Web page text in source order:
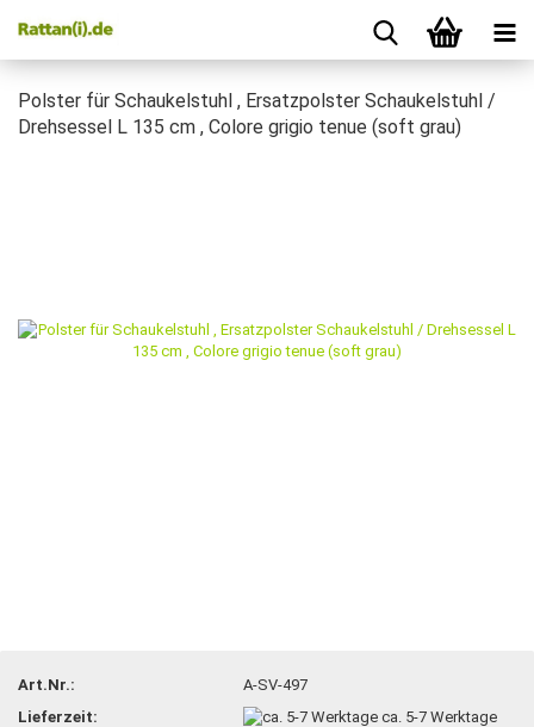
Polster für Schaukelstuhl , Ersatzpolster Schaukelstuhl /
Drehsessel L 135 cm , Colore grigio tenue (soft grau)
Art.Nr.:
A-SV-497
Lieferzeit:
ca. 5-7 Werktage